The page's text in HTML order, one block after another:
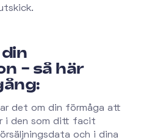
– så här
det om din förmåga att
i den som ditt facit
och i dina